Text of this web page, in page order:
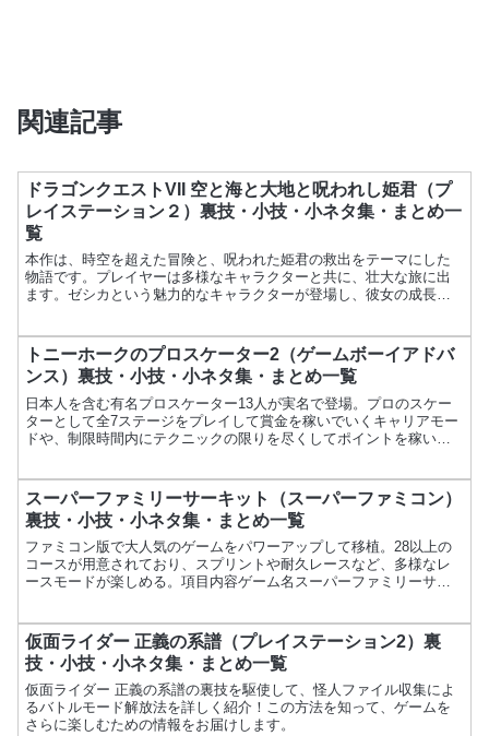
関連記事
ドラゴンクエストVII 空と海と大地と呪われし姫君（プ
レイステーション２）裏技・小技・小ネタ集・まとめ一
覧
本作は、時空を超えた冒険と、呪われた姫君の救出をテーマにした
物語です。プレイヤーは多様なキャラクターと共に、壮大な旅に出
ます。ゼシカという魅力的なキャラクターが登場し、彼女の成長が
トニーホークのプロスケーター2（ゲームボーイアドバ
ンス）裏技・小技・小ネタ集・まとめ一覧
日本人を含む有名プロスケーター13人が実名で登場。プロのスケー
ターとして全7ステージをプレイして賞金を稼いでいくキャリアモー
ドや、制限時間内にテクニックの限りを尽くしてポイントを稼いで
スーパーファミリーサーキット（スーパーファミコン）
裏技・小技・小ネタ集・まとめ一覧
ファミコン版で大人気のゲームをパワーアップして移植。28以上の
コースが用意されており、スプリントや耐久レースなど、多様なレ
ースモードが楽しめる。項目内容ゲーム名スーパーファミリーサー
仮面ライダー 正義の系譜（プレイステーション2）裏
技・小技・小ネタ集・まとめ一覧
仮面ライダー 正義の系譜の裏技を駆使して、怪人ファイル収集によ
るバトルモード解放法を詳しく紹介！この方法を知って、ゲームを
さらに楽しむための情報をお届けします。